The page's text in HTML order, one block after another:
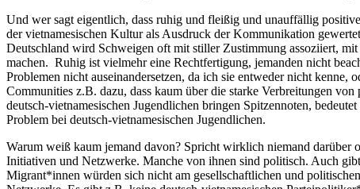
Und wer sagt eigentlich, dass ruhig und fleißig und unauffällig
der vietnamesischen Kultur als Ausdruck der Kommunikation
Deutschland wird Schweigen oft mit stiller Zustimmung assoziiert,
machen. Ruhig ist vielmehr eine Rechtfertigung, jemanden nicht
Problemen nicht auseinandersetzen, da ich sie entweder nicht kenne,
Communities z.B. dazu, dass kaum über die starke Verbreitungen
deutsch-vietnamesischen Jugendlichen bringen Spitzennoten,
Problem bei deutsch-vietnamesischen Jugendlichen.
Warum weiß kaum jemand davon? Spricht wirklich niemand darüber
Initiativen und Netzwerke. Manche von ihnen sind politisch. Auch
Migrant*innen würden sich nicht am gesellschaftlichen und